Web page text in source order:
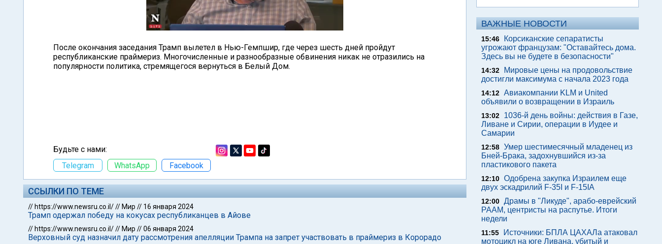
После окончания заседания Трамп вылетел в Нью-Гемпшир, где через шесть дней пройдут
республиканские праймериз. Многочисленные и разнообразные обвинения никак не отразились на
популярности политика, стремящегося вернуться в Белый Дом.
Будьте с нами:
Telegram
WhatsApp Facebook
ССЫЛКИ ПО ТЕМЕ
// https://www.newsru.co.il/// Мир // 16 января 2024
Трамп одержал победу на кокусах республиканцев в Айове
// https://www.newsru.co.il/// Мир //06 января 2024
Верховный суд назначил дату рассмотрения апелляции Трампа на запрет участвовать в праймериз в Корорадо
ВАЖНЫЕ НОВОСТИ
15:46
Корсиканские сепаратисты
угрожают французам: "Оставайтесь дома.
Здесь вы не будете в безопасности"
14:32
Мировые цены на продовольствие
достигли максимума с начала 2023 года
14:12 Авиакомпании KLM и United
объявили о возвращении в Израиль
13:02
1036-й день войны: действия в Газе,
Ливане и Сирии, операции в Иудее и
Самарии
12:58 Умер шестимесячный младенец из
Бней-Брака, задохнувшийся из-за
пластикового пакета
12:10 Одобрена закупка Израилем еще
двух эскадрилий F-35I и F-15IA
12:00 Драмы в "Ликуде", арабо-еврейский
РААМ, центристы на распутье. Итоги
недели
11:55
Источники: БПЛА ЦАХАЛа атаковал
мотоцикл на юге Ливана, убитый и